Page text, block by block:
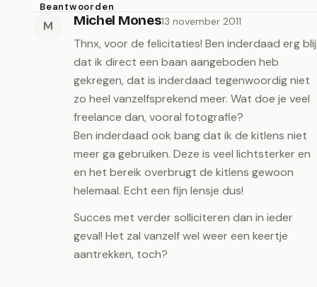
Beantwoorden
M Michel Mones13 november 2011
Thnx, voor de felicitaties! Ben inderdaad erg blij
dat ik direct een baan aangeboden heb
gekregen, dat is inderdaad tegenwoordig niet
zo heel vanzelfsprekend meer. Wat doe je veel
freelance dan, vooral fotografie?
Ben inderdaad ook bang dat ik de kitlens niet
meer ga gebruiken. Deze is veel lichtsterker en
en het bereik overbrugt de kitlens gewoon
helemaal. Echt een fijn lensje dus!
Succes met verder solliciteren dan in ieder
geval! Het zal vanzelf wel weer een keertje
aantrekken, toch?